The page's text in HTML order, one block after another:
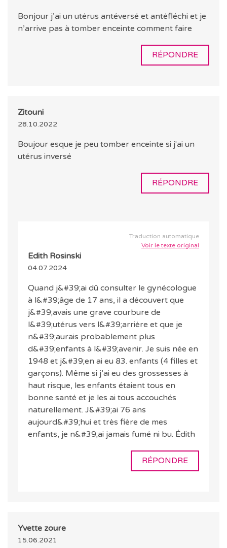
Bonjour j’ai un utérus antéversé et antéfléchi et je
n’arrive pas à tomber enceinte comment faire
RÉPONDRE
Zitouni
28.10.2022
Boujour esque je peu tomber enceinte si j'ai un
utérus inversé
RÉPONDRE
Traduction automatique
Voir le texte original
Edith Rosinski
04.07.2024
Quand j&#39;ai dû consulter le gynécologue
à l&#39;âge de 17 ans, il a découvert que
j&#39;avais une grave courbure de
l&#39;utérus vers l&#39;arrière et que je
n&#39;aurais probablement plus
d&#39;enfants à l&#39;avenir. Je suis née en
1948 et j&#39;en ai eu 83. enfants (4 filles et
garçons). Même si j’ai eu des grossesses à
haut risque, les enfants étaient tous en
bonne santé et je les ai tous accouchés
naturellement. J&#39;ai 76 ans
aujourd&#39;hui et très fière de mes
enfants, je n&#39;ai jamais fumé ni bu. Édith
RÉPONDRE
Yvette zoure
15.06.2021